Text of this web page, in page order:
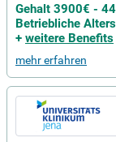
Gehalt 3900€ -
Betriebliche
+ weitere Benefits
mehr erfahren